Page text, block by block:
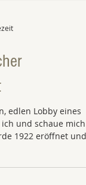
edlen Lobby eines
und schaue mich
1922 eröffnet und